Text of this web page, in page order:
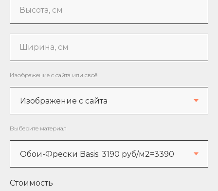
Высота, см
Ширина, см
Изображение с сайта или своё
Выберите материал
Стоимость